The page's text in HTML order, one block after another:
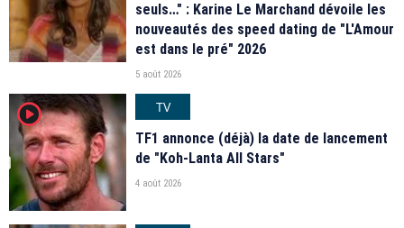
seuls…" : Karine Le Marchand dévoile les
nouveautés des speed dating de "L'Amour
est dans le pré" 2026
5 août 2026
player2
TV
TF1 annonce (déjà) la date de lancement
de "Koh-Lanta All Stars"
4 août 2026